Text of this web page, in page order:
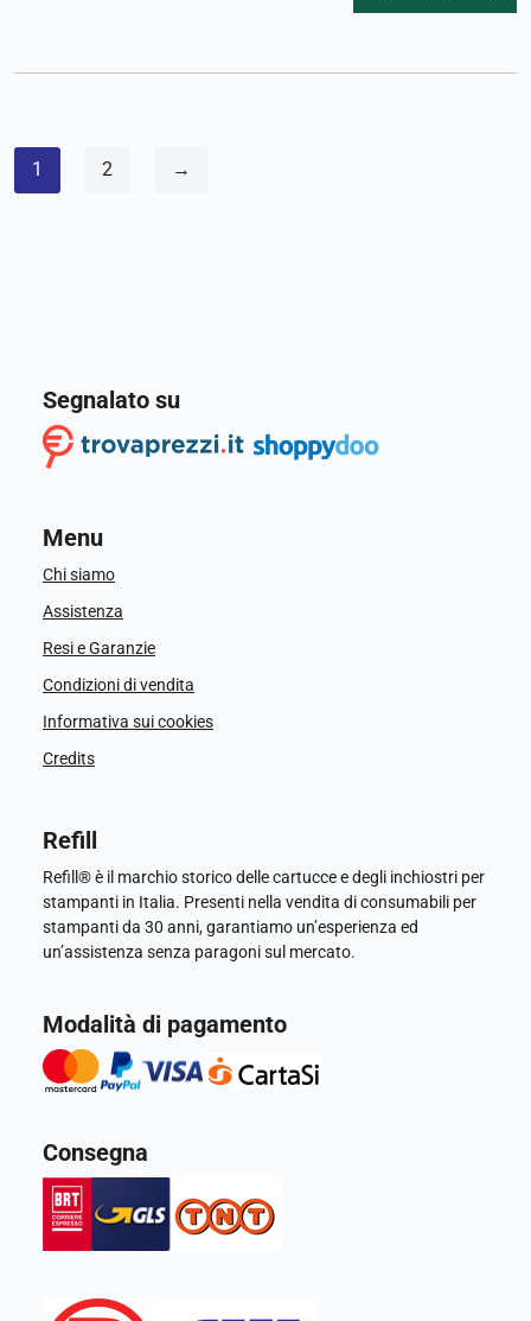
1 2 →
Segnalato su
Menu
Chi siamo
Assistenza
Resi e Garanzie
Condizioni di vendita
Informativa sui cookies
Credits
Refill
Refill® è il marchio storico delle cartucce e degli inchiostri per
stampanti in Italia. Presenti nella vendita di consumabili per
stampanti da 30 anni, garantiamo un’esperienza ed
un’assistenza senza paragoni sul mercato.
Modalità di pagamento
Consegna